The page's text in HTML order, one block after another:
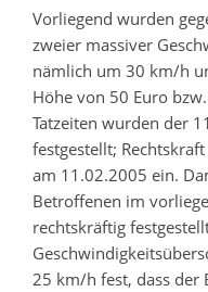
Vorliegend wurden
zweier massiver
nämlich um 30 km/h
Höhe von 50 Euro
Tatzeiten wurden der
festgestellt;
am 11.02.2005 ein.
Betroffenen im
rechtskräftig
25 km/h fest, dass der